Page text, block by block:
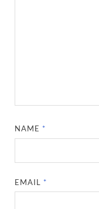
NAME *
EMAIL *